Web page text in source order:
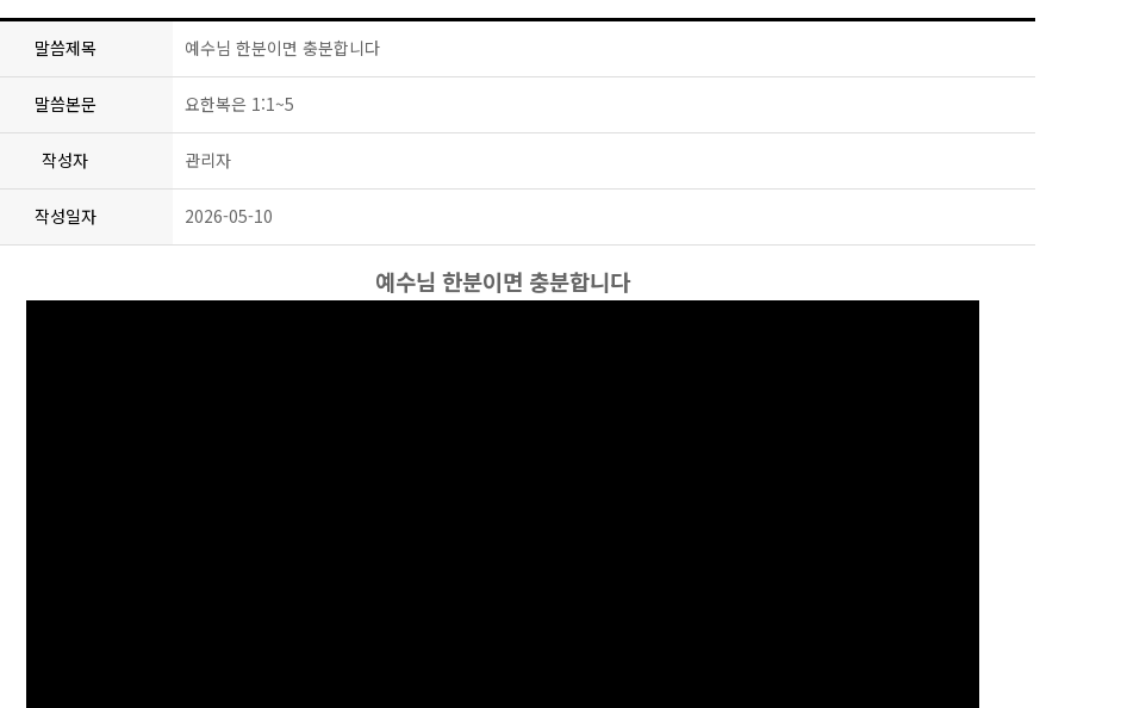
말씀제목 예수님 한분이면 충분합니다
말씀본문 요한복은 1:1~5
작성자 관리자
작성일자 2026-05-10
예수님 한분이면 충분합니다